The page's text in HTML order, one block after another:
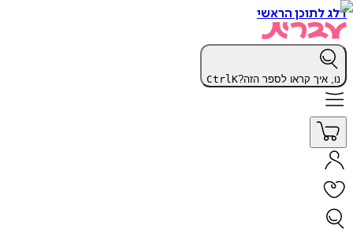
דלג לתוכן הראשי
נו, איך קראו לספר הזה? CtrlK